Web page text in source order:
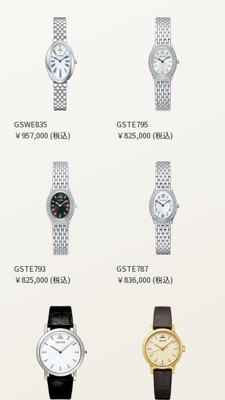
GSWE835
￥957,000 (税込)
GSTE795
￥825,000 (税込)
GSTE793
￥825,000 (税込)
GSTE787
￥836,000 (税込)